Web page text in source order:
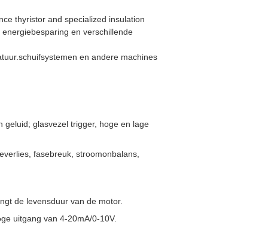
thyristor and specialized insulation
en verschillende
en andere machines
geluid; glasvezel trigger, hoge en lage
fasebreuk, stroomonbalans,
de levensduur van de motor.
uitgang van 4-20mA/0-10V.